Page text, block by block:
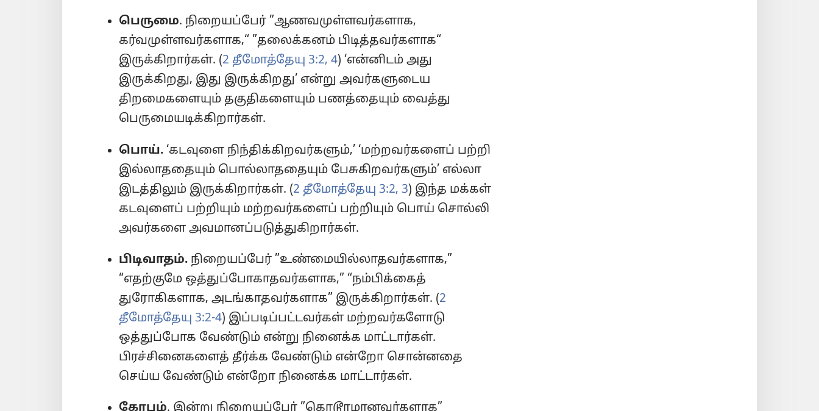
பெருமை. நிறையப்பேர் ”ஆணவமுள்ளவர்களாக,
கர்வமுள்ளவர்களாக,“ ”தலைக்கனம் பிடித்தவர்களாக“
இருக்கிறார்கள். (2 தீமோத்தேயு 3:2, 4) ‘என்னிடம் அது
இருக்கிறது, இது இருக்கிறது’ என்று அவர்களுடைய
திறமைகளையும் தகுதிகளையும் பணத்தையும் வைத்து
பெருமையடிக்கிறார்கள்.
பொய்.‘கடவுளை நிந்திக்கிறவர்களும்,’ ‘மற்றவர்களைப் பற்றி
இல்லாததையும் பொல்லாததையும் பேசுகிறவர்களும்’ எல்லா
இடத்திலும் இருக்கிறார்கள். (2 தீமோத்தேயு 3:2, 3) இந்த மக்கள்
கடவுளைப் பற்றியும் மற்றவர்களைப் பற்றியும் பொய் சொல்லி
அவர்களை அவமானப்படுத்துகிறார்கள்.
பிடிவாதம்.நிறையப்பேர் ”உண்மையில்லாதவர்களாக,”
“எதற்குமே ஒத்துப்போகாதவர்களாக,” “நம்பிக்கைத்
துரோகிகளாக, அடங்காதவர்களாக” இருக்கிறார்கள். (2
தீமோத்தேயு 3:2-4) இப்படிப்பட்டவர்கள் மற்றவர்களோடு
ஒத்துப்போக வேண்டும் என்று நினைக்க மாட்டார்கள்.
பிரச்சினைகளைத் தீர்க்க வேண்டும் என்றோ சொன்னதை
செய்ய வேண்டும் என்றோ நினைக்க மாட்டார்கள்.